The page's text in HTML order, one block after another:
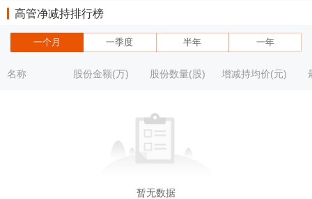
高管净减持排行榜
一个月 一季度 半年 一年
名称 股份金额(万) 股份数量(股) 增减持均价(元)
暂无数据